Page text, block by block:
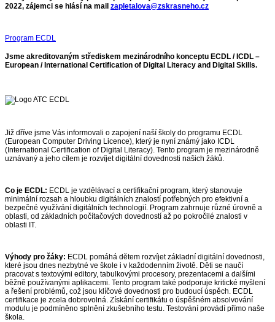
2022, zájemci se hlásí na mail zapletalova@zskrasneho.cz
Program ECDL
Jsme akreditovaným střediskem mezinárodního konceptu ECDL / ICDL –
European / International Certification of Digital Literacy and Digital Skills.
Již dříve jsme Vás informovali o zapojení naší školy do programu ECDL
(European Computer Driving Licence), který je nyní známý jako ICDL
(International Certification of Digital Literacy). Tento program je mezinárodně
uznávaný a jeho cílem je rozvíjet digitální dovednosti našich žáků.
Co je ECDL: ECDL je vzdělávací a certifikační program, který stanovuje
minimální rozsah a hloubku digitálních znalostí potřebných pro efektivní a
bezpečné využívání digitálních technologií. Program zahrnuje různé úrovně a
oblasti, od základních počítačových dovedností až po pokročilé znalosti v
oblasti IT.
Výhody pro žáky: ECDL pomáhá dětem rozvíjet základní digitální dovednosti,
které jsou dnes nezbytné ve škole i v každodenním životě. Děti se naučí
pracovat s textovými editory, tabulkovými procesory, prezentacemi a dalšími
běžně používanými aplikacemi. Tento program také podporuje kritické myšlení
a řešení problémů, což jsou klíčové dovednosti pro budoucí úspěch. ECDL
certifikace je zcela dobrovolná. Získání certifikátu o úspěšném absolvování
modulu je podmíněno splnění zkušebního testu. Testování provádí přímo naše
škola.